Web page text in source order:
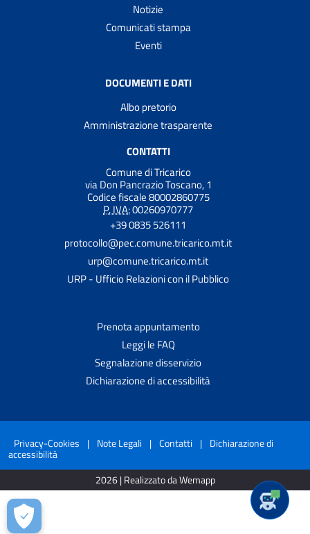
Notizie
Comunicati stampa
Eventi
DOCUMENTI E DATI
Albo pretorio
Amministrazione trasparente
CONTATTI
Comune di Tricarico
via Don Pancrazio Toscano, 1
Codice fiscale 80002860775
P. IVA:00260970777
+39 0835 526111
protocollo@pec.comune.tricarico.mt.it
urp@comune.tricarico.mt.it
URP - Ufficio Relazioni con il Pubblico
Prenota appuntamento
Leggi le FAQ
Segnalazione disservizio
Dichiarazione di accessibilità
Privacy-Cookies | Note Legali | Contatti | Dichiarazione di
accessibilità
2026 | Realizzato da Wemapp